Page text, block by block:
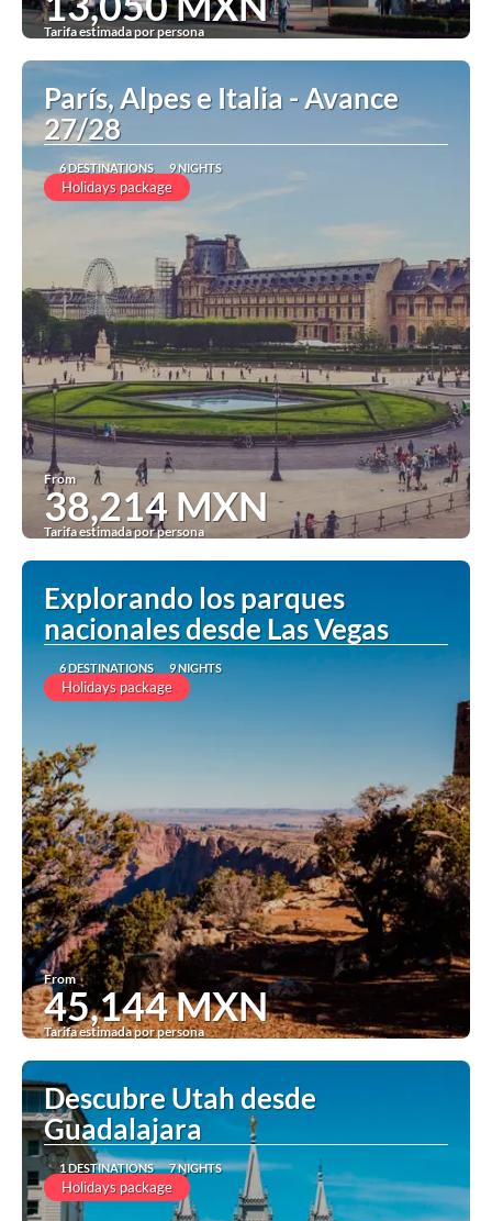
Tarifa estimada por persona
See
París, Alpes e Italia - Avance
27/28
6 DESTINATIONS 9 NIGHTS
Holidays package
From
38,214 MXN
Tarifa estimada por persona
See
Explorando los parques
nacionales desde Las Vegas
6 DESTINATIONS 9 NIGHTS
Holidays package
From
45,144 MXN
Tarifa estimada por persona
See
Descubre Utah desde
Guadalajara
1 DESTINATIONS 7 NIGHTS
Holidays package